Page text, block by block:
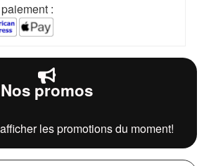
:
Nos promos
les promotions du moment!